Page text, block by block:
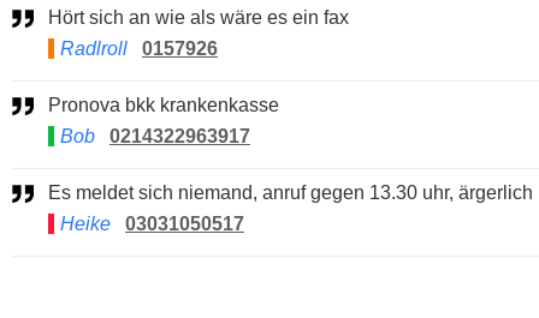
Hört sich an wie als wäre es ein fax
Radlroll
0157926
Pronova bkk krankenkasse
Bob
0214322963917
Es meldet sich niemand, anruf gegen 13.30 uhr, ärgerlich
Heike
03031050517